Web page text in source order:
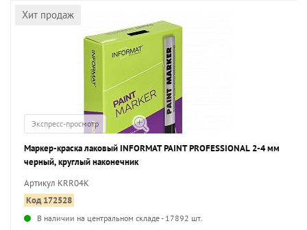
Хит продаж
Экспресс-просмотр
Маркер-краска лаковый INFORMAT PAINT PROFESSIONAL 2-4 мм
черный, круглый наконечник
Артикул KRR04K
Код 172528
В наличии на центральном складе - 17892 шт.